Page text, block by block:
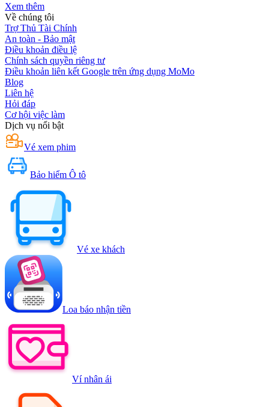
Xem thêm
Về chúng tôi
Trợ Thủ Tài Chính
An toàn - Bảo mật
Điều khoản điều lệ
Chính sách quyền riêng tư
Điều khoản liên kết Google trên ứng dụng MoMo
Blog
Liên hệ
Hỏi đáp
Cơ hội việc làm
Dịch vụ nổi bật
Vé xem phim
Bảo hiểm Ô tô
Vé xe khách
Loa báo nhận tiền
Ví nhân ái